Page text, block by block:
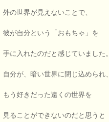
外の世界が見えないことで、
彼が自分という「おもちゃ」を
手に入れたのだと感じていました。
自分が、暗い世界に閉じ込められ、
もう好きだった遠くの世界を
見ることができないのだと思うと